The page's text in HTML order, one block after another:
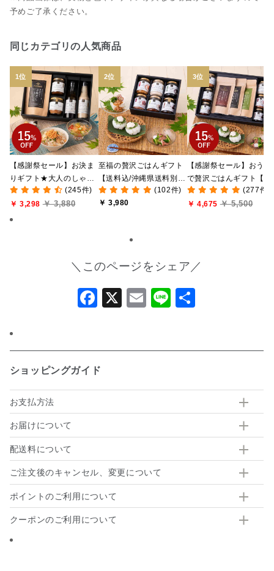
予めご了承ください。
同じカテゴリの人気商品
【感謝祭セール】お決ま
りギフト★大人のしゃけ
しゃけめんたい入り【送
料込/沖縄県送料別途】
【化粧箱包装付】
(245件)
￥ 3,298 ￥ 3,880
至福の贅沢ごはんギフト
【送料込/沖縄県送料別
途】【化粧箱包装付/オン
ライン限定】
(102件)
￥ 3,980
【感謝祭セール】おうち
で贅沢ごはんギフト【送
料無料/沖縄県送料別途】
【化粧箱包装付/オンライ
(277件)
￥ 4,675 ￥ 5,500
＼このページをシェア／
Facebook
X Email
Line
ショッピングガイド
お支払方法
お届けについて
配送料について
ご注文後のキャンセル、変更について
ポイントのご利用について
クーポンのご利用について